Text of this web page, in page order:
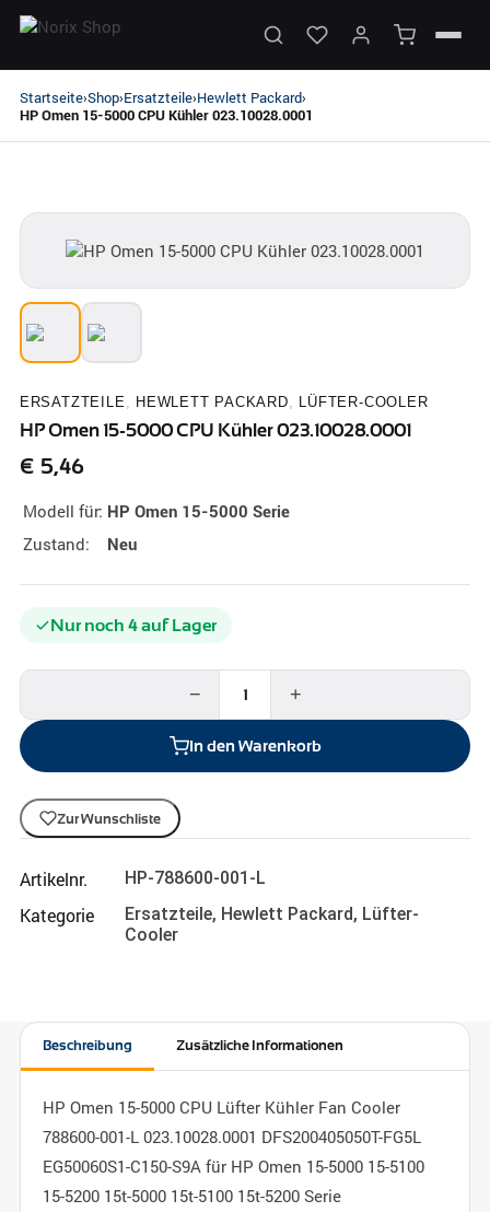
Startseite›Shop›Ersatzteile›Hewlett Packard›
HP Omen 15-5000 CPU Kühler 023.10028.0001
ERSATZTEILE, HEWLETT PACKARD, LÜFTER-COOLER
HP Omen 15-5000 CPU Kühler 023.10028.0001
€ 5,46
Modell für: HP Omen 15-5000 Serie
Zustand: Neu
Nur noch 4 auf Lager
− +
In den Warenkorb
Zur Wunschliste
Artikelnr. HP-788600-001-L
Kategorie Ersatzteile, Hewlett Packard, Lüfter-
Cooler
Beschreibung Zusätzliche Informationen
HP Omen 15-5000 CPU Lüfter Kühler Fan Cooler
788600-001-L 023.10028.0001 DFS200405050T-FG5L
EG50060S1-C150-S9A für HP Omen 15-5000 15-5100
15-5200 15t-5000 15t-5100 15t-5200 Serie